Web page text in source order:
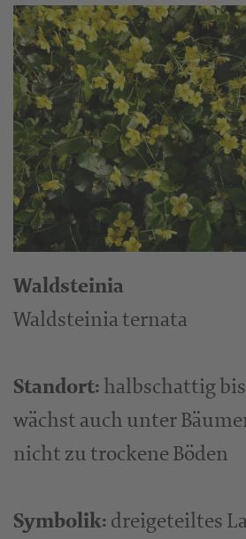
Waldsteinia
Waldsteinia ternata
Standort:halbschattig
wächst auch unter
nicht zu trockene Böden
Symbolik:dreigeteiltes